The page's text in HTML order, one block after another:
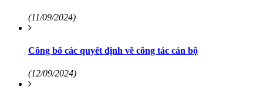
(11/09/2024)
Công bố các quyết định về công tác cán bộ
(12/09/2024)